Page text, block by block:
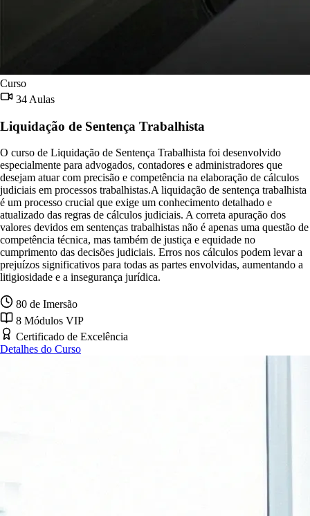
Curso
34 Aulas
Liquidação de Sentença Trabalhista
O curso de Liquidação de Sentença Trabalhista foi desenvolvido
especialmente para advogados, contadores e administradores que
desejam atuar com precisão e competência na elaboração de cálculos
judiciais em processos trabalhistas.A liquidação de sentença trabalhista
é um processo crucial que exige um conhecimento detalhado e
atualizado das regras de cálculos judiciais. A correta apuração dos
valores devidos em sentenças trabalhistas não é apenas uma questão de
competência técnica, mas também de justiça e equidade no
cumprimento das decisões judiciais. Erros nos cálculos podem levar a
prejuízos significativos para todas as partes envolvidas, aumentando a
litigiosidade e a insegurança jurídica.
80 de Imersão
8 Módulos VIP
Certificado de Excelência
Detalhes do Curso